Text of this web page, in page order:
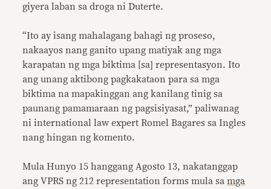
giyera laban sa droga ni Duterte.
“Ito ay isang mahalagang bahagi ng proseso,
nakaayos nang ganito upang matiyak ang mga
karapatan ng mga biktima [sa] representasyon. Ito
ang unang aktibong pagkakataon para sa mga
biktima na mapakinggan ang kanilang tinig sa
paunang pamamaraan ng pagsisiyasat,” paliwanag
ni international law expert Romel Bagares sa Ingles
nang hingan ng komento.
Mula Hunyo 15 hanggang Agosto 13, nakatanggap
ang VPRS ng 212 representation forms mula samga